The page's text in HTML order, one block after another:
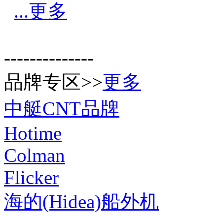
...更多
--------------
品牌专区>>更多
中艇CNT品牌
Hotime
Colman
Flicker
海的(Hidea)船外机